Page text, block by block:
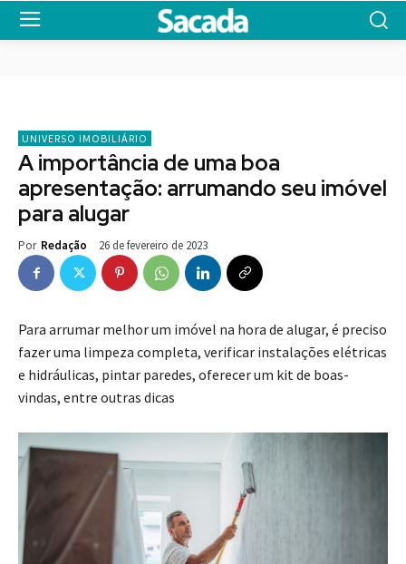
UNIVERSO IMOBILIÁRIO
A importância de uma boa
apresentação: arrumando seu imóvel
para alugar
Por Redação 26 de fevereiro de 2023
Para arrumar melhor um imóvel na hora de alugar, é preciso
fazer uma limpeza completa, verificar instalações elétricas
e hidráulicas, pintar paredes, oferecer um kit de boas-
vindas, entre outras dicas